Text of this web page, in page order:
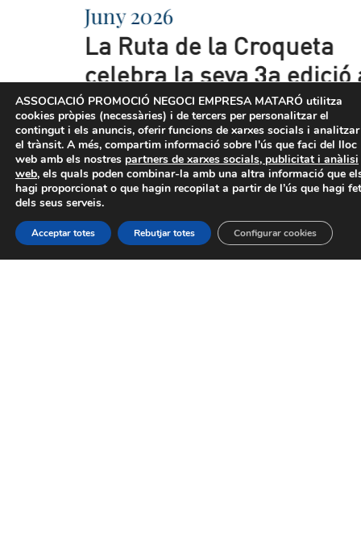
Juny 2026
La Ruta de la Croqueta
celebra la seva 3a edició a
Mataró amb 22 establiments
participants i amb dos
grans novetats.
ASSOCIACIÓ PROMOCIÓ NEGOCI EMPRESA MATARÓ utilitza
cookies pròpies (necessàries) i de tercers per personalitzar el
contingut i els anuncis, oferir funcions de xarxes socials i analitzar
el trànsit. A més, compartim informació sobre l'ús que faci del lloc
web amb els nostres partners de xarxes socials, publicitat i anàlisi
web, els quals poden combinar-la amb una altra informació que
hagi proporcionat o que hagin recopilat a partir de l’ús que hagi fet
dels seus serveis.
Acceptar totes Rebutjar totes Configurar cookies